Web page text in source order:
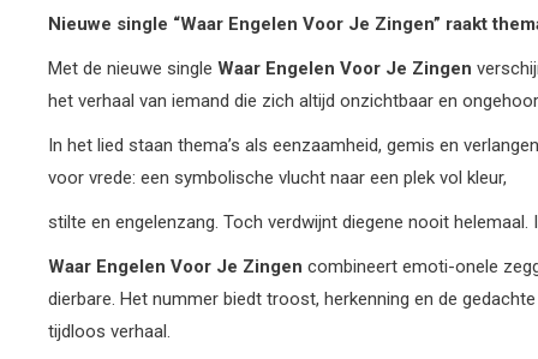
Nieuwe single “Waar Engelen Voor Je Zingen” raakt
Met de nieuwe single Waar Engelen Voor Je Zingen
het verhaal van iemand die zich altijd onzichtbaar en
In het lied staan thema’s als eenzaamheid, gemis en
voor vrede: een symbolische vlucht naar een plek vol kleur,
stilte en engelenzang. Toch verdwijnt diegene nooit
Waar Engelen Voor Je Zingen combineert emoti-onele
dierbare. Het nummer biedt troost, herkenning en de
tijdloos verhaal.